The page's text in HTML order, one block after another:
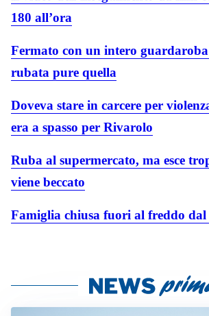
180 all’ora
Fermato con un intero
rubata pure quella
Doveva stare in carcere per
era a spasso per Rivarolo
Ruba al supermercato, ma esce
viene beccato
Famiglia chiusa fuori al freddo